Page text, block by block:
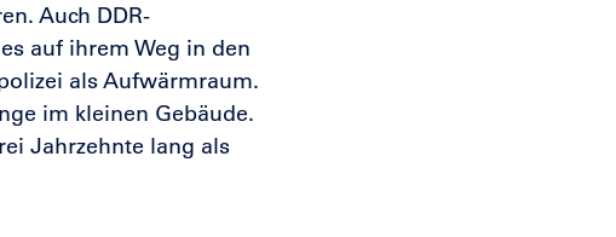
Auch DDR-
auf ihrem Weg in den
als Aufwärmraum.
im kleinen Gebäude.
Jahrzehnte lang als